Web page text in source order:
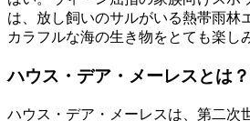
は、放し飼いのサルがいる熱帯雨林
カラフルな海の生き物をとても楽し
ハウス・デア・メーレスとは
ハウス・デア・メーレスは、第二次